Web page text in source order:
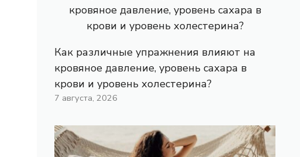
Как различные упражнения влияют на
кровяное давление, уровень сахара в
крови и уровень холестерина?
7 августа, 2026